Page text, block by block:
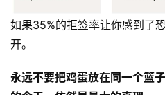
如果35%的拒签率让你感到了
开。
永远不要把鸡蛋放在同一个篮